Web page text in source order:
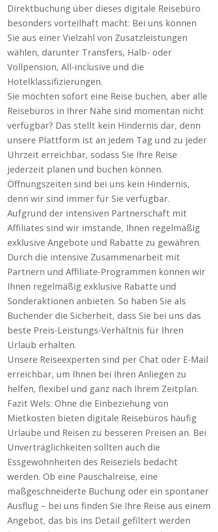
Direktbuchung über dieses digitale Reisebüro
besonders vorteilhaft macht: Bei uns können
Sie aus einer Vielzahl von Zusatzleistungen
wählen, darunter Transfers, Halb- oder
Vollpension, All-inclusive und die
Hotelklassifizierungen.
Sie möchten sofort eine Reise buchen, aber alle
Reisebüros in Ihrer Nähe sind momentan nicht
verfügbar? Das stellt kein Hindernis dar, denn
unsere Plattform ist an jedem Tag und zu jeder
Uhrzeit erreichbar, sodass Sie Ihre Reise
jederzeit planen und buchen können.
Öffnungszeiten sind bei uns kein Hindernis,
denn wir sind immer für Sie verfügbar.
Aufgrund der intensiven Partnerschaft mit
Affiliates sind wir imstande, Ihnen regelmäßig
exklusive Angebote und Rabatte zu gewähren.
Durch die intensive Zusammenarbeit mit
Partnern und Affiliate-Programmen können wir
Ihnen regelmäßig exklusive Rabatte und
Sonderaktionen anbieten. So haben Sie als
Buchender die Sicherheit, dass Sie bei uns das
beste Preis-Leistungs-Verhältnis für Ihren
Urlaub erhalten.
Unsere Reiseexperten sind per Chat oder E-Mail
erreichbar, um Ihnen bei Ihren Anliegen zu
helfen, flexibel und ganz nach Ihrem Zeitplan.
Fazit Wels: Ohne die Einbeziehung von
Mietkosten bieten digitale Reisebüros häufig
Urlaube und Reisen zu besseren Preisen an. Bei
Unverträglichkeiten sollten auch die
Essgewohnheiten des Reiseziels bedacht
werden. Ob eine Pauschalreise, eine
maßgeschneiderte Buchung oder ein spontaner
Ausflug – bei uns finden Sie Ihre Reise aus einem
Angebot, das bis ins Detail gefiltert werden